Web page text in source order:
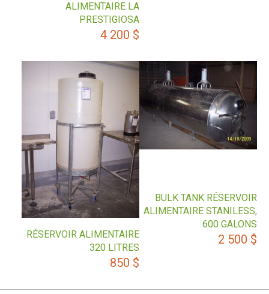
ALIMENTAIRE LA
PRESTIGIOSA
4 200 $
BULK TANK RÉSERVOIR
ALIMENTAIRE STANILESS,
600 GALONS
2 500 $
RÉSERVOIR ALIMENTAIRE
320 LITRES
850 $